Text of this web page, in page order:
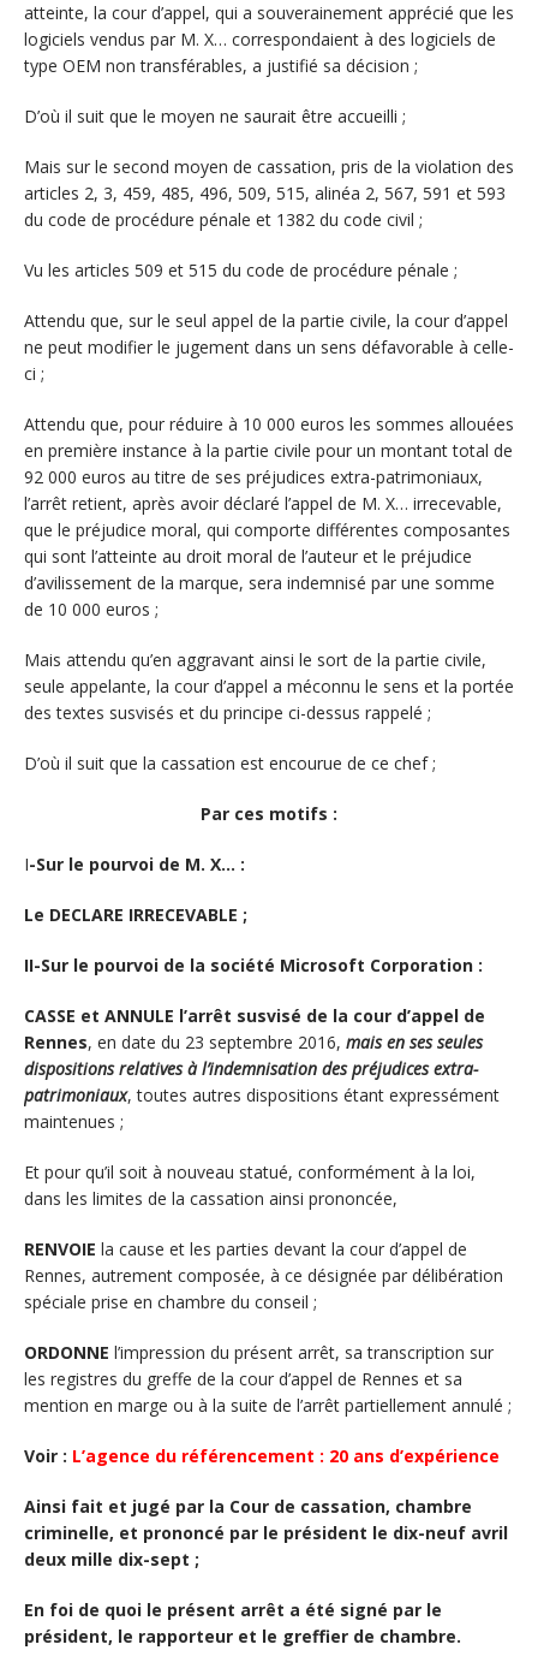
atteinte, la cour d’appel, qui a souverainement apprécié que les
logiciels vendus par M. X… correspondaient à des logiciels de
type OEM non transférables, a justifié sa décision ;
D’où il suit que le moyen ne saurait être accueilli ;
Mais sur le second moyen de cassation, pris de la violation des
articles 2, 3, 459, 485, 496, 509, 515, alinéa 2, 567, 591 et 593
du code de procédure pénale et 1382 du code civil ;
Vu les articles 509 et 515 du code de procédure pénale ;
Attendu que, sur le seul appel de la partie civile, la cour d’appel
ne peut modifier le jugement dans un sens défavorable à celle-
ci ;
Attendu que, pour réduire à 10 000 euros les sommes allouées
en première instance à la partie civile pour un montant total de
92 000 euros au titre de ses préjudices extra-patrimoniaux,
l’arrêt retient, après avoir déclaré l’appel de M. X… irrecevable,
que le préjudice moral, qui comporte différentes composantes
qui sont l’atteinte au droit moral de l’auteur et le préjudice
d’avilissement de la marque, sera indemnisé par une somme
de 10 000 euros ;
Mais attendu qu’en aggravant ainsi le sort de la partie civile,
seule appelante, la cour d’appel a méconnu le sens et la portée
des textes susvisés et du principe ci-dessus rappelé ;
D’où il suit que la cassation est encourue de ce chef ;
Par ces motifs :
I-Sur le pourvoi de M. X… :
Le DECLARE IRRECEVABLE ;
II-Sur le pourvoi de la société Microsoft Corporation :
CASSE et ANNULE l’arrêt susvisé de la cour d’appel de
Rennes, en date du 23 septembre 2016, mais en ses seules
dispositions relatives à l’indemnisation des préjudices extra-
patrimoniaux, toutes autres dispositions étant expressément
maintenues ;
Et pour qu’il soit à nouveau statué, conformément à la loi,
dans les limites de la cassation ainsi prononcée,
RENVOIE la cause et les parties devant la cour d’appel de
Rennes, autrement composée, à ce désignée par délibération
spéciale prise en chambre du conseil ;
ORDONNE l’impression du présent arrêt, sa transcription sur
les registres du greffe de la cour d’appel de Rennes et sa
mention en marge ou à la suite de l’arrêt partiellement annulé ;
Voir : L’agence du référencement : 20 ans d’expérience
Ainsi fait et jugé par la Cour de cassation, chambre
criminelle, et prononcé par le président le dix-neuf avril
deux mille dix-sept ;
En foi de quoi le présent arrêt a été signé par le
président, le rapporteur et le greffier de chambre.